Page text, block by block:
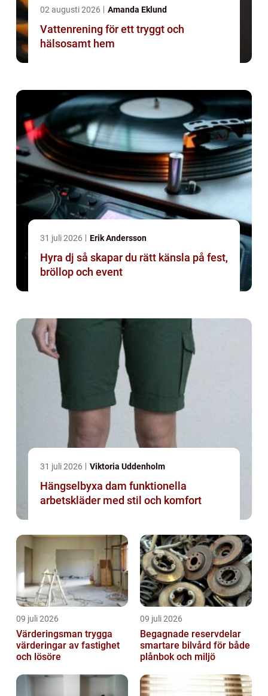
02 augusti 2026 Amanda Eklund
Vattenrening för ett tryggt och
hälsosamt hem
31 juli 2026 Erik Andersson
Hyra dj så skapar du rätt känsla på fest,
bröllop och event
31 juli 2026 Viktoria Uddenholm
Hängselbyxa dam funktionella
arbetskläder med stil och komfort
09 juli 2026
Värderingsman trygga
värderingar av fastighet
och lösöre
09 juli 2026
Begagnade reservdelar
smartare bilvård för både
plånbok och miljö